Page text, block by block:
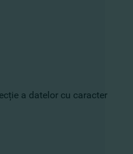
a datelor cu caracter